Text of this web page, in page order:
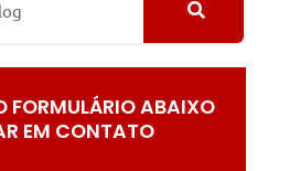
FORMULÁRIO ABAIXO
EM CONTATO